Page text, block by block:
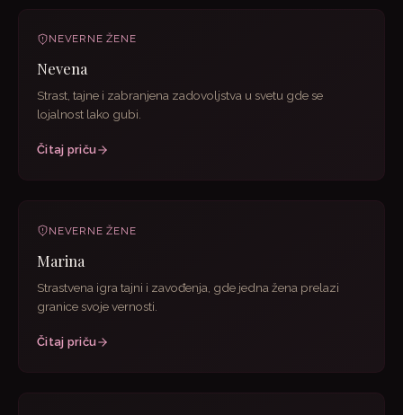
NEVERNE ŽENE
Nevena
Strast, tajne i zabranjena zadovoljstva u svetu gde se
lojalnost lako gubi.
Čitaj priču
NEVERNE ŽENE
Marina
Strastvena igra tajni i zavođenja, gde jedna žena prelazi
granice svoje vernosti.
Čitaj priču